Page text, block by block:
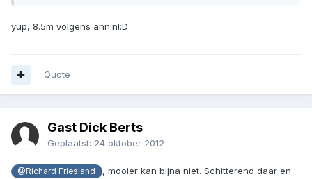
yup, 8.5m volgens ahn.nl:D
Quote
Gast Dick Berts
Geplaatst: 24 oktober 2012
@Richard Friesland
, mooier kan bijna niet. Schitterend daar en